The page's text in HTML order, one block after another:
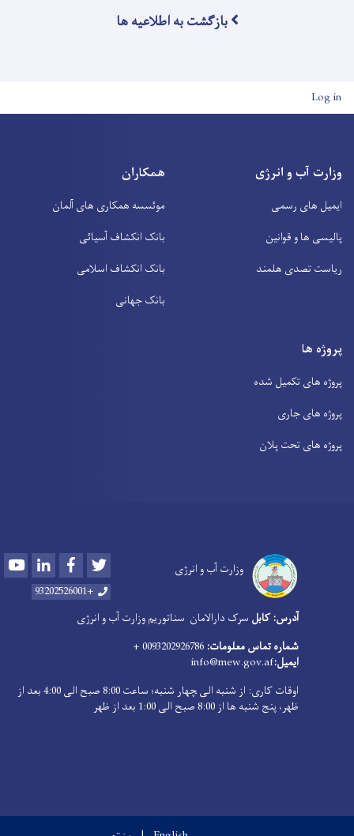
بازگشت به اطلاعیه ها
User account menu
Log in
وزارت آب و انرژی
ایمیل های رسمی
پالیسی ها و قوانین
ریاست تصدی هلمند
همکاران
موئسسه همکاری های آلمان
بانک انکشاف آسیائی
بانک انکشاف اسلامی
بانک جهانی
پروژه ها
پروژه های تکمیل شده
پروژه های جاری
پروژه های تحت پلان
وزارت آب و انرژی YoutubeLinkedInFacebook
+93202526001
آدرس: کابل سرک دارالامان سناتوریم وزارت آب و انرژی
شماره تماس معلومات:
ایمیل:info@mew.gov.af
اوقات کاری: از شنبه الی ‍چهار شنبه؛ ساعت 8:00 صبح الی 4:00 بعد از
ظهر، پنج شنبه ها از 8:00 صبح الی 1:00 بعد از ظهر